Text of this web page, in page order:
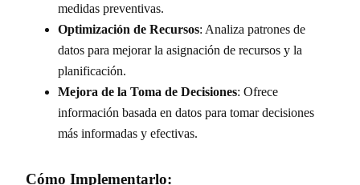
medidas preventivas.
Optimización de Recursos: Analiza patrones de
datos para mejorar la asignación de recursos y la
planificación.
Mejora de la Toma de Decisiones: Ofrece
información basada en datos para tomar decisiones
más informadas y efectivas.
Cómo Implementarlo: